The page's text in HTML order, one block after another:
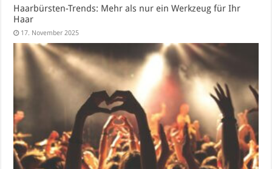
Haarbürsten-Trends: Mehr als nur ein Werkzeug für Ihr
Haar
17. November 2025